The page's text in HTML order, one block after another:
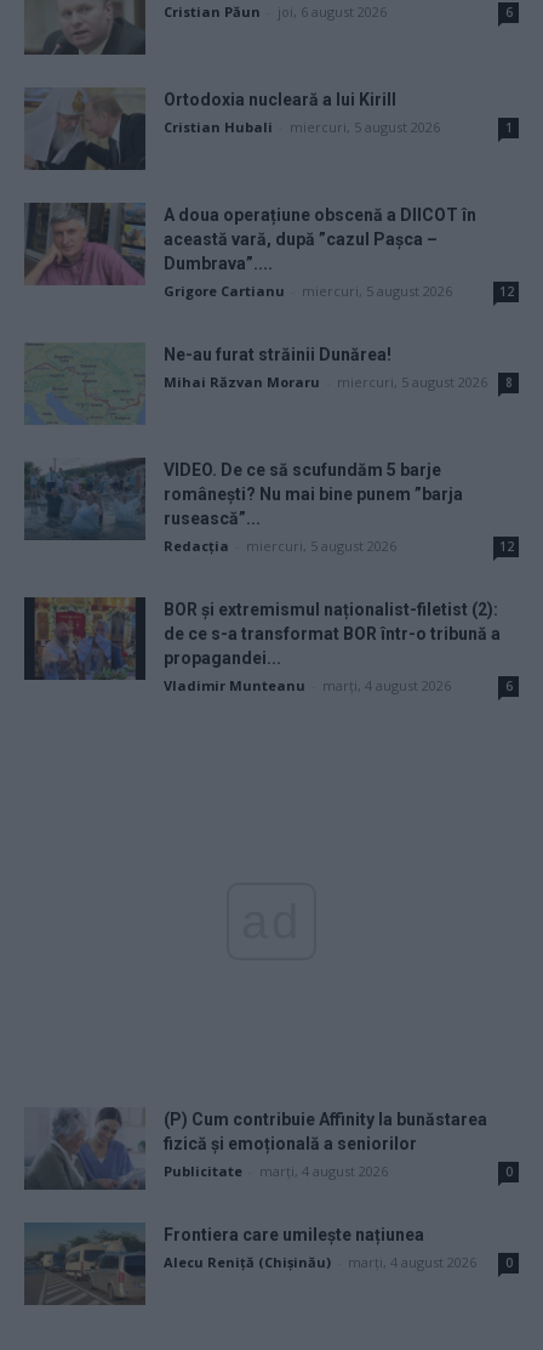
Cristian Păun joi, 6 august 2026 6
Ortodoxia nucleară a lui Kirill
Cristian Hubali miercuri, 5 august 2026 1
A doua operațiune obscenă a DIICOT în
această vară, după ”cazul Pașca –
Dumbrava”....
Grigore Cartianu miercuri, 5 august 2026 12
Ne-au furat străinii Dunărea!
Mihai Răzvan Moraru miercuri, 5 august 2026 8
VIDEO. De ce să scufundăm 5 barje
românești? Nu mai bine punem ”barja
rusească”...
Redacţia miercuri, 5 august 2026 12
BOR și extremismul naționalist-filetist (2):
de ce s-a transformat BOR într-o tribună a
propagandei...
Vladimir Munteanu marți, 4 august 2026 6
(P) Cum contribuie Affinity la bunăstarea
fizică și emoțională a seniorilor
Publicitate marți, 4 august 2026 0
Frontiera care umilește națiunea
Alecu Reniță (Chișinău) marți, 4 august 2026 0